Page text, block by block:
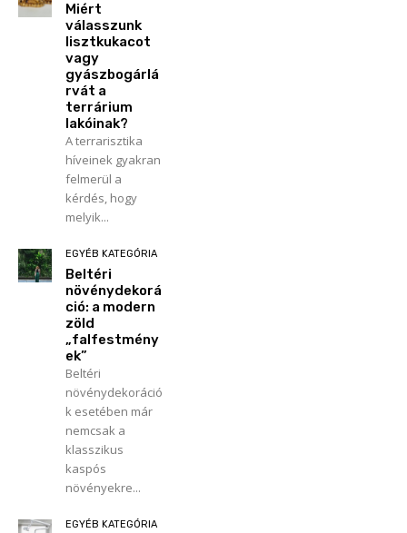
Miért
válasszunk
lisztkukacot
vagy
gyászbogárlá
rvát a
terrárium
lakóinak?
A terrarisztika
híveinek gyakran
felmerül a
kérdés, hogy
melyik...
EGYÉB KATEGÓRIA
Beltéri
növénydekorá
ció: a modern
zöld
„falfestmény
ek”
Beltéri
növénydekoráció
k esetében már
nemcsak a
klasszikus
kaspós
növényekre...
EGYÉB KATEGÓRIA